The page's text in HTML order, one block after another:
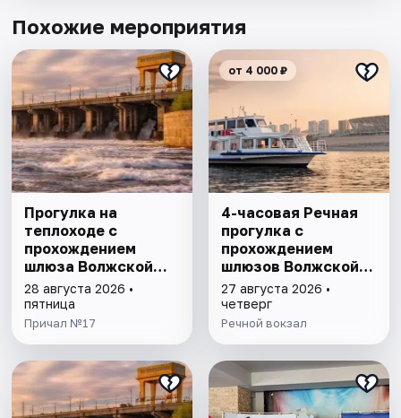
Похожие мероприятия
Прогулка на
теплоходе с
прохождением
шлюза Волжской
ГЭС
28 августа 2026 •
пятница
Причал №17
от 4 000 ₽
4-часовая Речная
прогулка с
прохождением
шлюзов Волжской
ГЭС
27 августа 2026 •
четверг
Речной вокзал